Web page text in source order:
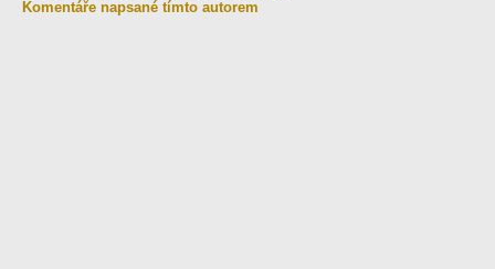
Komentáře napsané tímto autorem